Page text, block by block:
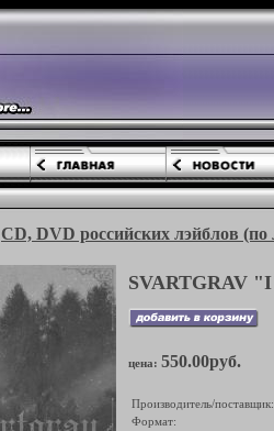
CD, DVD российских лэйблов (по
SVARTGRAV
цена: 550.00руб.
Производитель/поставщик:
Формат: